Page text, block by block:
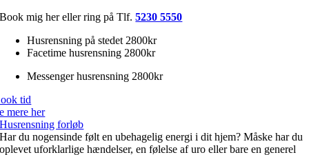
Book mig her eller ring på Tlf.5230 5550
Husrensning på stedet 2800kr
Facetime husrensning 2800kr
Messenger husrensning 2800kr
tid
mere her
Husrensning forløb
Har du nogensinde følt en ubehagelig energi i dit hjem? Måske har du
oplevet uforklarlige hændelser, en følelse af uro eller bare en generel